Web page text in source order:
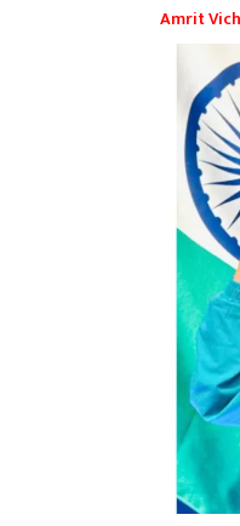
Amrit